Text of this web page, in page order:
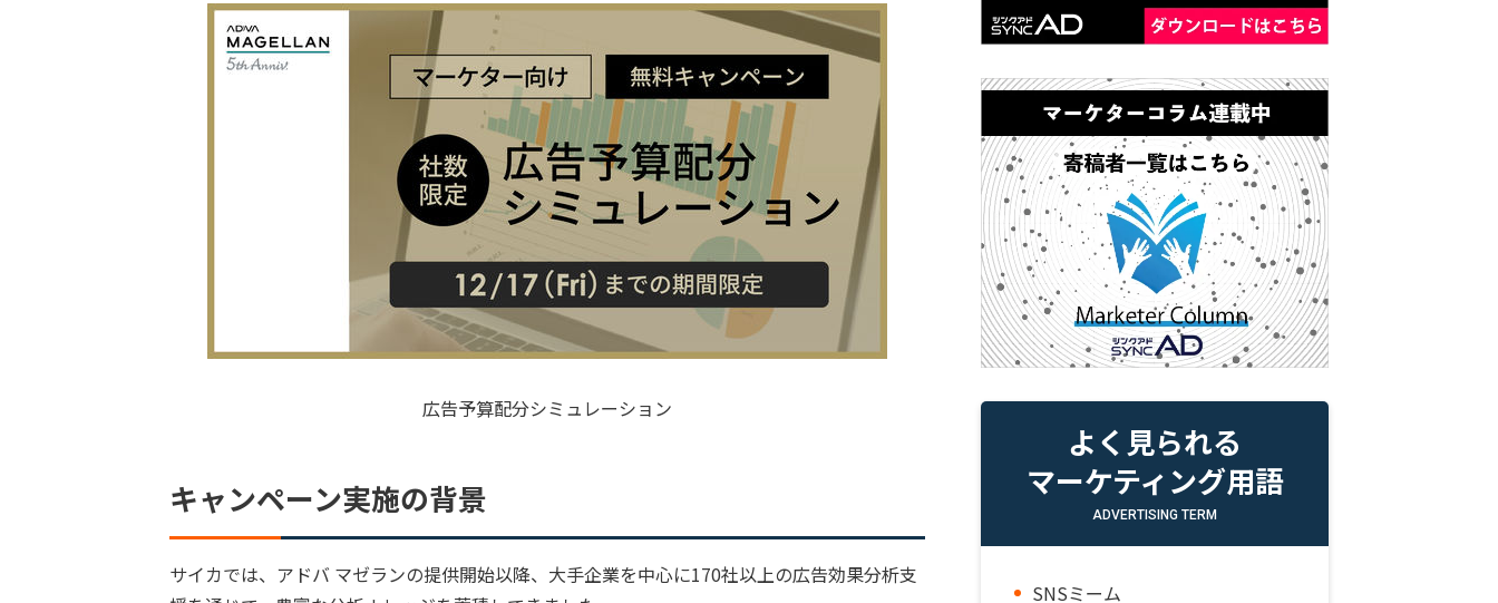
広告予算配分シミュレーション
キャンペーン実施の背景
サイカでは、アドバ マゼランの提供開始以降、大手企業を中心に170社以上の広告効果分析支
よく見られる
マーケティング用語
ADVERTISING TERM
SNSミーム